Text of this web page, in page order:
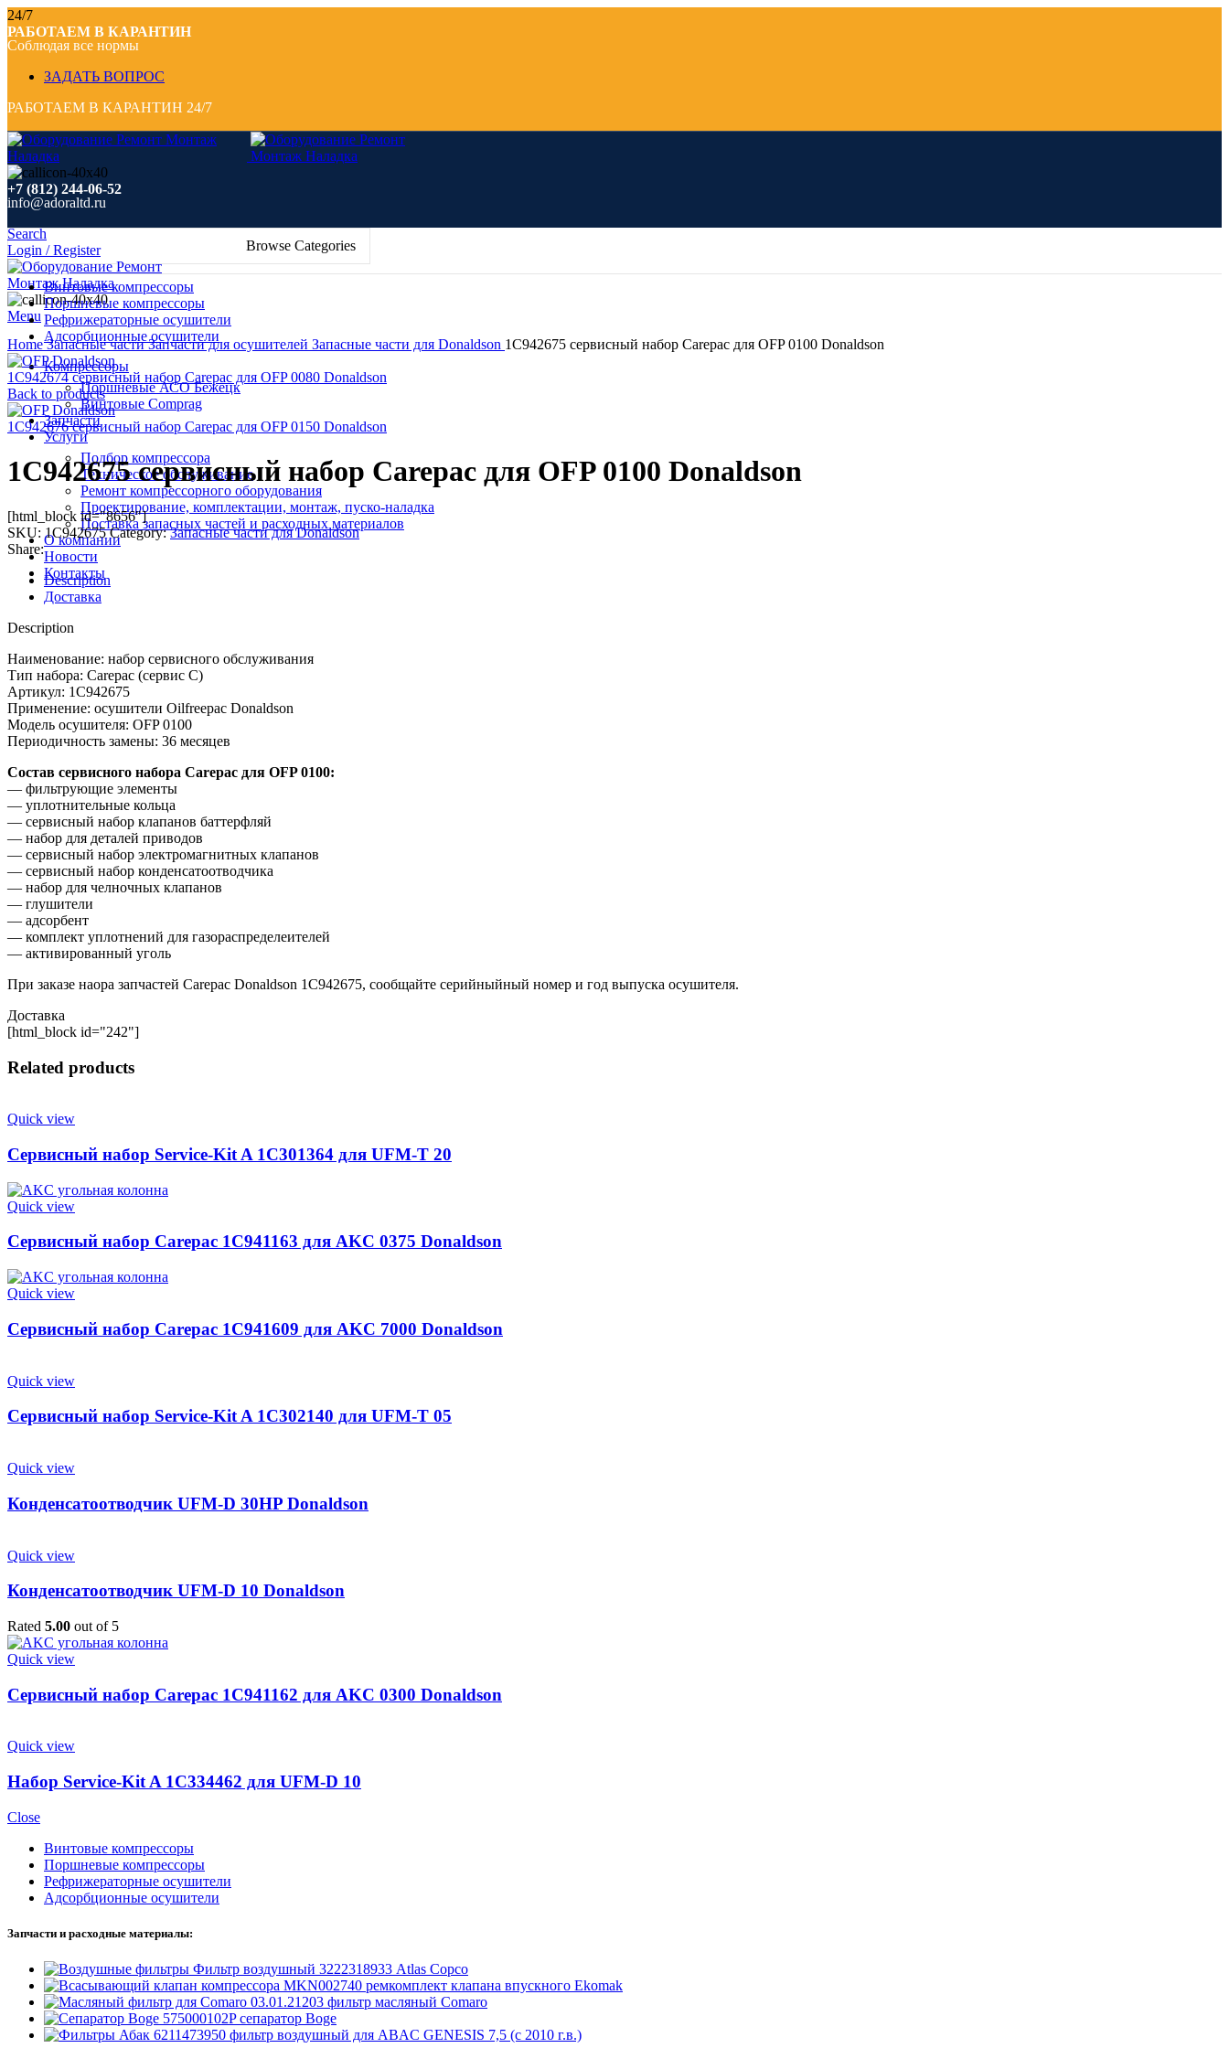
24/7
РАБОТАЕМ В КАРАНТИН
Соблюдая все нормы
ЗАДАТЬ ВОПРОС
РАБОТАЕМ В КАРАНТИН 24/7
+7 (812) 244-06-52
info@adoraltd.ru
Search
Login / Register
Menu
Browse Categories
Винтовые компрессоры
Поршневые компрессоры
Рефрижераторные осушители
Адсорбционные осушители
Компрессоры
Поршневые АСО Бежецк
Винтовые Comprag
Запчасти
Услуги
Подбор компрессора
Техническое обслуживание
Ремонт компрессорного оборудования
Проектирование, комплектации, монтаж, пуско-наладка
Поставка запасных частей и расходных материалов
О компании
Новости
Контакты
Click to enlarge
HomeЗапасные частиЗапчасти для осушителей Запасные части для Donaldson 1C942675 cервисный набор Carepac для OFP 0100 Donaldson
1C942674 cервисный набор Carepac для OFP 0080 Donaldson
Back to products
1C942676 cервисный набор Carepac для OFP 0150 Donaldson
1C942675 cервисный набор Carepac для OFP 0100 Donaldson
[html_block id="8656"]
SKU: 1C942675Category: Запасные части для Donaldson
Share:
Description
Доставка
Description
Наименование: набор сервисного обслуживания
Тип набора: Carepac (сервис С)
Артикул: 1C942675
Применение: осушители Oilfreepac Donaldson
Модель осушителя: OFP 0100
Периодичность замены: 36 месяцев
Состав сервисного набора Carepac для OFP 0100:
— фильтрующие элементы
— уплотнительные кольца
— сервисный набор клапанов баттерфляй
— набор для деталей приводов
— сервисный набор электромагнитных клапанов
— сервисный набор конденсатоотводчика
— набор для челночных клапанов
— глушители
— адсорбент
— комплект уплотнений для газораспределеителей
— активированный уголь
При заказе наора запчастей Carepac Donaldson 1C942675, сообщайте серийныйный номер и год выпуска осушителя.
Доставка
[html_block id="242"]
Related products
Quick view
Сервисный набор Service-Kit A 1C301364 для UFM-T 20
Quick view
Сервисный набор Carepac 1C941163 для AKC 0375 Donaldson
Quick view
Сервисный набор Carepac 1C941609 для AKC 7000 Donaldson
Quick view
Сервисный набор Service-Kit A 1C302140 для UFM-T 05
Quick view
Конденсатоотводчик UFM-D 30HP Donaldson
Quick view
Конденсатоотводчик UFM-D 10 Donaldson
Rated 5.00 out of 5
Quick view
Сервисный набор Carepac 1C941162 для AKC 0300 Donaldson
Quick view
Набор Service-Kit A 1C334462 для UFM-D 10
Close
Винтовые компрессоры
Поршневые компрессоры
Рефрижераторные осушители
Адсорбционные осушители
Запчасти и расходные материалы:
Фильтр воздушный 3222318933 Atlas Copco
MKN002740 ремкомплект клапана впускного Ekomak
03.01.21203 фильтр масляный Comaro
575000102P сепаратор Boge
6211473950 фильтр воздушный для ABAC GENESIS 7,5 (с 2010 г.в.)